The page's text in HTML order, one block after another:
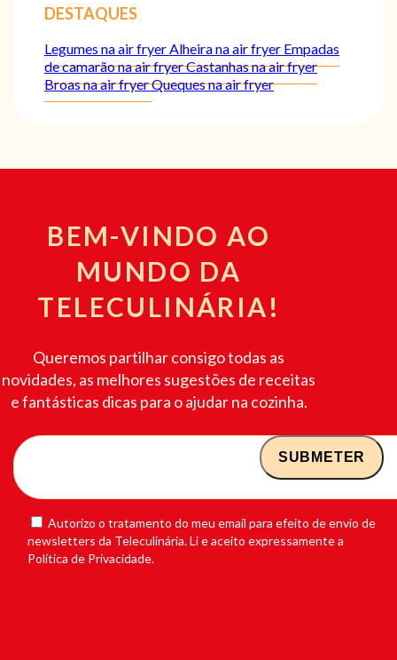
DESTAQUES
Legumes na air fryer Alheira na air fryer Empadas
de camarão na air fryerCastanhas na air fryer
Broas na air fryerQueques na air fryer
BEM-VINDO AO
MUNDO DA
TELECULINÁRIA!
Queremos partilhar consigo todas as
novidades, as melhores sugestões de receitas
e fantásticas dicas para o ajudar na cozinha.
Autorizo o tratamento do meu email para efeito de envio de
newsletters da Teleculinária. Li e aceito expressamente a
Política de Privacidade.